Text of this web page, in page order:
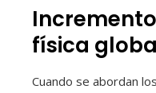
física
Cuando se abordan